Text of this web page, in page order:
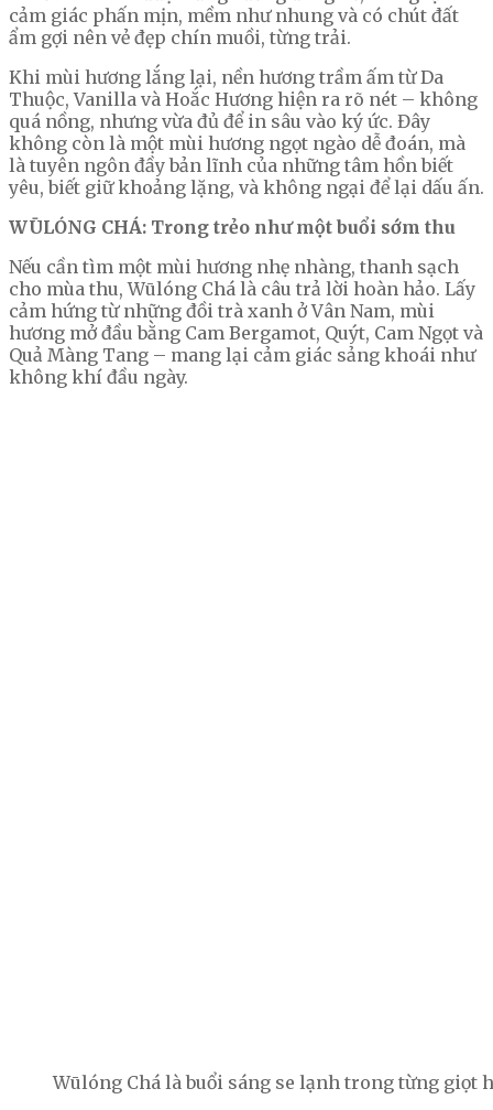
cảm giác phấn mịn, mềm như nhung và có chút đất
ẩm gợi nên vẻ đẹp chín muồi, từng trải.
Khi mùi hương lắng lại, nền hương trầm ấm từ Da
Thuộc, Vanilla và Hoắc Hương hiện ra rõ nét – không
quá nồng, nhưng vừa đủ để in sâu vào ký ức. Đây
không còn là một mùi hương ngọt ngào dễ đoán, mà
là tuyên ngôn đầy bản lĩnh của những tâm hồn biết
yêu, biết giữ khoảng lặng, và không ngại để lại dấu ấn.
WŪLÓNG CHÁ: Trong trẻo như một buổi sớm thu
Nếu cần tìm một mùi hương nhẹ nhàng, thanh sạch
cho mùa thu, Wūlóng Chá là câu trả lời hoàn hảo. Lấy
cảm hứng từ những đồi trà xanh ở Vân Nam, mùi
hương mở đầu bằng Cam Bergamot, Quýt, Cam Ngọt và
Quả Màng Tang – mang lại cảm giác sảng khoái như
không khí đầu ngày.
Wūlóng Chá là buổi sáng se lạnh trong từng giọt